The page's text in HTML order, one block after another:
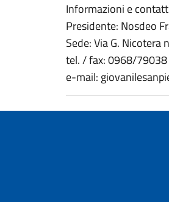
Informazioni e
Presidente: Nosdeo
Sede: Via G. Nicotera
tel. / fax: 0968/79038
e-mail: